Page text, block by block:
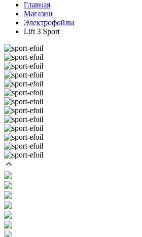
Главная
Магазин
Электрофойлы
Lift 3 Sport